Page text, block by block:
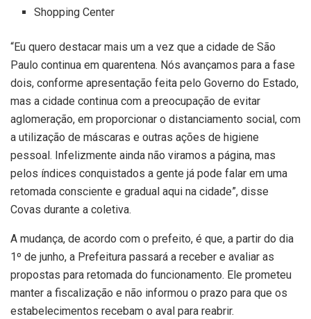
Shopping Center
“Eu quero destacar mais um a vez que a cidade de São
Paulo continua em quarentena. Nós avançamos para a fase
dois, conforme apresentação feita pelo Governo do Estado,
mas a cidade continua com a preocupação de evitar
aglomeração, em proporcionar o distanciamento social, com
a utilização de máscaras e outras ações de higiene
pessoal. Infelizmente ainda não viramos a página, mas
pelos índices conquistados a gente já pode falar em uma
retomada consciente e gradual aqui na cidade”, disse
Covas durante a coletiva.
A mudança, de acordo com o prefeito, é que, a partir do dia
1º de junho, a Prefeitura passará a receber e avaliar as
propostas para retomada do funcionamento. Ele prometeu
manter a fiscalização e não informou o prazo para que os
estabelecimentos recebam o aval para reabrir.